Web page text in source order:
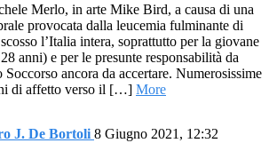
Merlo, in arte Mike Bird, a causa di una
provocata dalla leucemia fulminante di
l’Italia intera, soprattutto per la giovane
anni) e per le presunte responsabilità da
Soccorso ancora da accertare. Numerosissime
di affetto verso il […] More
J. De Bortoli 8 Giugno 2021, 12:32